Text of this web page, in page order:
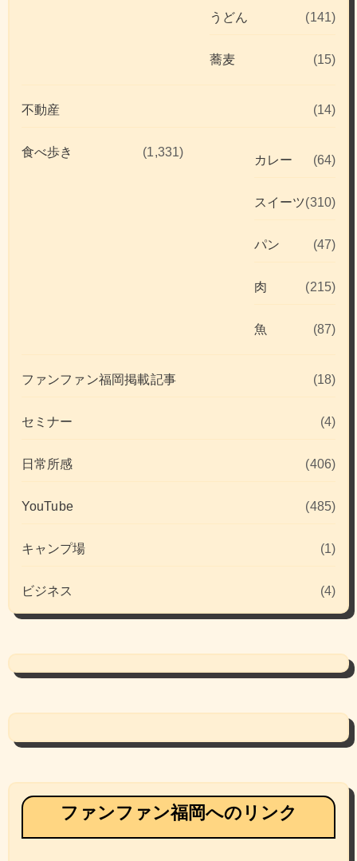
うどん (141)
蕎麦 (15)
不動産 (14)
食べ歩き (1,331)
カレー (64)
スイーツ(310)
パン (47)
肉 (215)
魚 (87)
ファンファン福岡掲載記事 (18)
セミナー (4)
日常所感 (406)
YouTube (485)
キャンプ場 (1)
ビジネス (4)
ファンファン福岡へのリンク